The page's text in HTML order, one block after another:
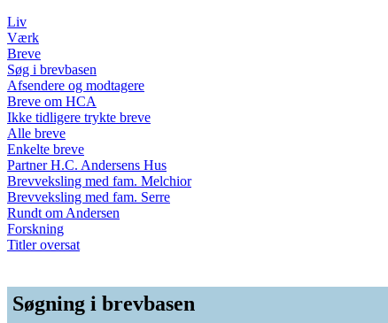
Liv
Værk
Breve
Søg i brevbasen
Afsendere og modtagere
Breve om HCA
Ikke tidligere trykte breve
Alle breve
Enkelte breve
Partner H.C. Andersens Hus
Brevveksling med fam. Melchior
Brevveksling med fam. Serre
Rundt om Andersen
Forskning
Titler oversat
Søgning i brevbasen